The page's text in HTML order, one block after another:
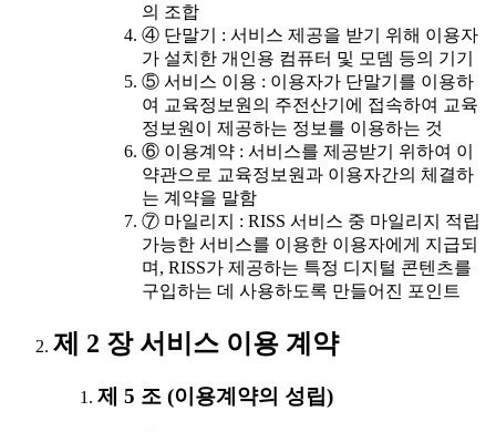
의 조합
④ 단말기 : 서비스 제공을 받기 위해 이용자
가 설치한 개인용 컴퓨터 및 모뎀 등의 기기
⑤ 서비스 이용 : 이용자가 단말기를 이용하
여 교육정보원의 주전산기에 접속하여 교육
정보원이 제공하는 정보를 이용하는 것
⑥ 이용계약 : 서비스를 제공받기 위하여 이
약관으로 교육정보원과 이용자간의 체결하
는 계약을 말함
⑦ 마일리지 : RISS 서비스 중 마일리지 적립
가능한 서비스를 이용한 이용자에게 지급되
며, RISS가 제공하는 특정 디지털 콘텐츠를
구입하는 데 사용하도록 만들어진 포인트
제 2 장 서비스 이용 계약
제 5 조 (이용계약의 성립)